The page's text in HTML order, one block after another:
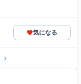
気になる